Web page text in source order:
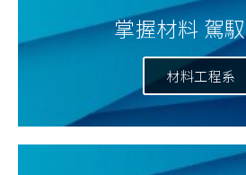
掌握材料 駕
材料工程系